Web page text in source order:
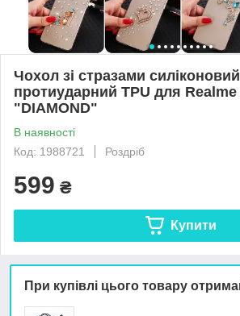
Чохол зі стразами
протиударний TPU для Realme
"DIAMOND"
В наявності
Код: 1988721
Роздріб
599 ₴
Купити
При купівлі цього товару